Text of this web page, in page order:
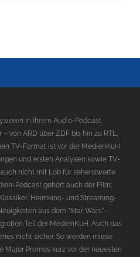
in ihrem Audio-Podcast
von ARD über ZDF bis hin zu RTL,
TV-Format ist vor der MedienKuH
und ersten Analysen sowie TV-
nicht mit Lob für sehenswerte
Podcast gehört auch der Film;
Heimkino- und Streaming-
aus dem “Star Wars”-
Teil der MedienKuH. Auch das
nicht sicher. So werden miese
Major Promos kurz vor der neuesten